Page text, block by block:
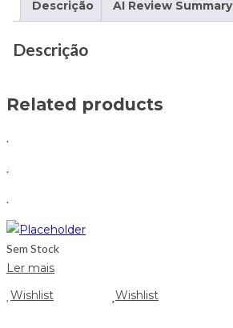
Descrição AI Review Summary
Descrição
Related products
.
.
.
Sem Stock
Ler mais
Wishlist
Wishlist